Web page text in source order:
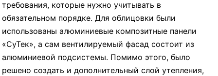
требования, которые нужно учитывать в
обязательном порядке. Для облицовки были
использованы алюминиевые композитные панели
«СуТек», а сам вентилируемый фасад состоит из
алюминиевой подсистемы. Помимо этого, было
решено создать и дополнительный слой утепления,